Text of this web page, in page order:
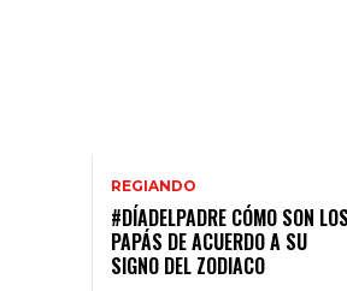
REGIANDO
#DÍADELPADRE CÓMO SON LOS
PAPÁS DE ACUERDO A SU
SIGNO DEL ZODIACO